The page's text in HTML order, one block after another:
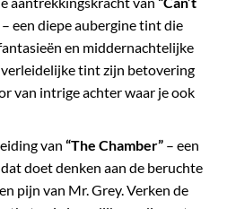
een diepe aubergine tint die
en middernachtelijke
verleidelijke tint zijn betovering
van intrige achter waar je ook
van “The Chamber”– een
doet denken aan de beruchte
pijn van Mr. Grey. Verken de